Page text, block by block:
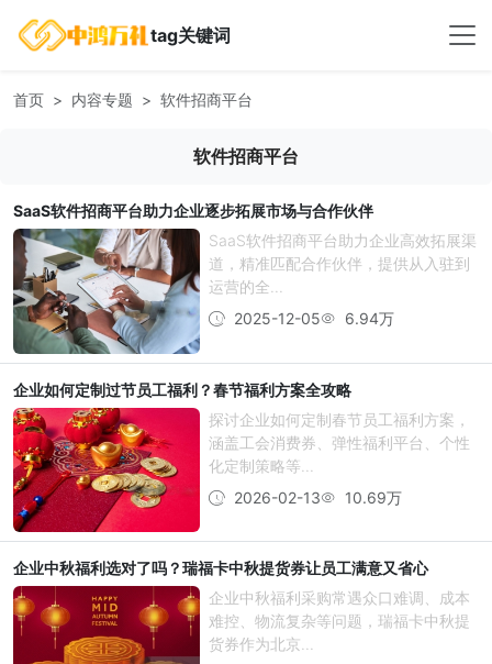
tag关键词
首页 内容专题 软件招商平台
软件招商平台
SaaS软件招商平台助力企业逐步拓展市场与合作伙伴
SaaS软件招商平台助力企业高效拓展渠
道，精准匹配合作伙伴，提供从入驻到
运营的全...
2025-12-05
6.94万
企业如何定制过节员工福利？春节福利方案全攻略
探讨企业如何定制春节员工福利方案，
涵盖工会消费券、弹性福利平台、个性
化定制策略等...
2026-02-13
10.69万
企业中秋福利选对了吗？瑞福卡中秋提货券让员工满意又省心
企业中秋福利采购常遇众口难调、成本
难控、物流复杂等问题，瑞福卡中秋提
货券作为北京...